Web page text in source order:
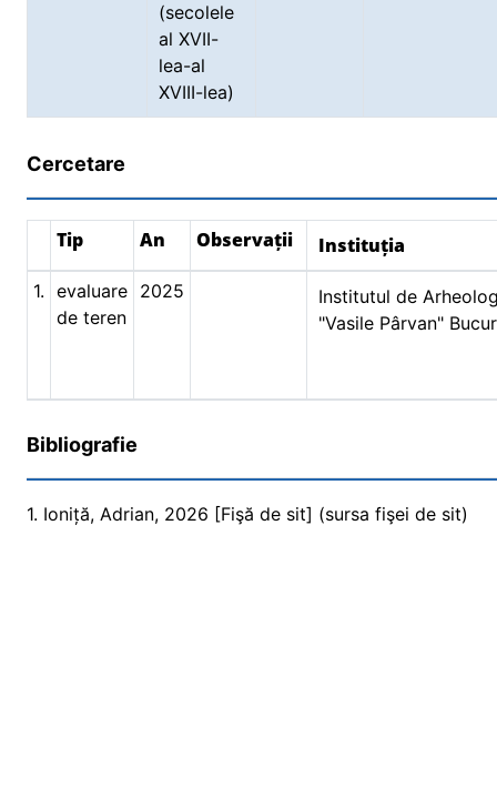
(secolele
al XVII-
lea-al
XVIII-lea)
Cercetare
Tip An Observații Instituția
1. evaluare
de teren
2025
Institutul de
"Vasile Pârvan"
Bibliografie
1. Ioniță, Adrian, 2026 [Fişă de sit] (sursa fişei de sit)